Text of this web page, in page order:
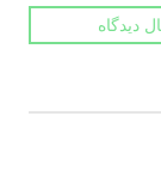
دیدگاه